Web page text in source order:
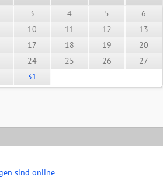
3 4 5
6
10 11 12
13
17 18 19
20
24 25 26
27
31
sind online